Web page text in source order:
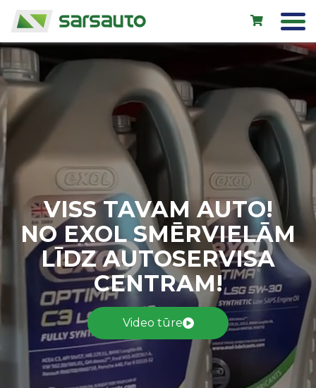
Exol eļļas
Autoserviss
Noma
Veikals
Jauni auto
Lietoti auto
Kontakti
VISS TAVAM AUTO!
NO EXOL SMĒRVIELĀM
LĪDZ AUTOSERVISA
CENTRAM!
Video tūre